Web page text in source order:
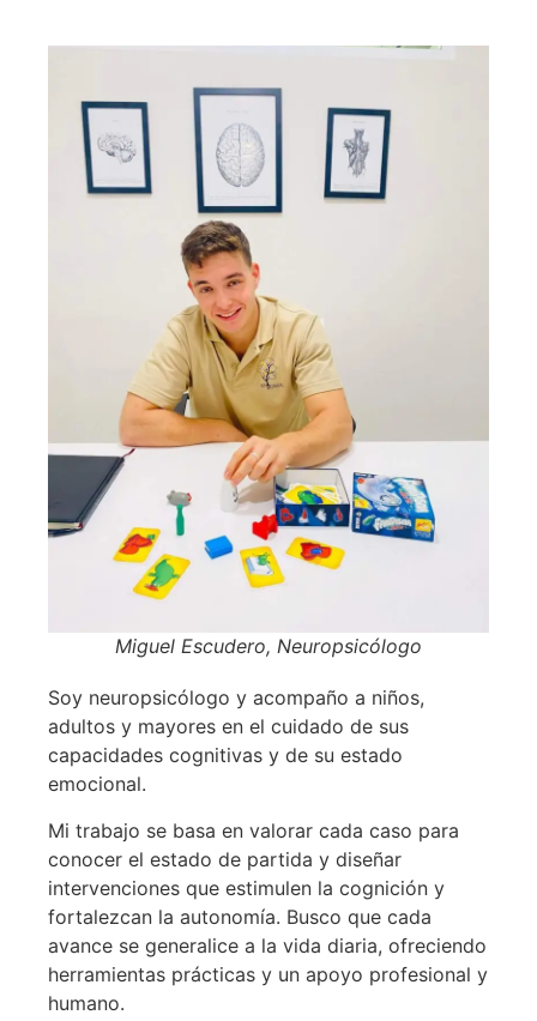
Miguel Escudero, Neuropsicólogo
Soy neuropsicólogo y acompaño a niños,
adultos y mayores en el cuidado de sus
capacidades cognitivas y de su estado
emocional.
Mi trabajo se basa en valorar cada caso para
conocer el estado de partida y diseñar
intervenciones que estimulen la cognición y
fortalezcan la autonomía. Busco que cada
avance se generalice a la vida diaria, ofreciendo
herramientas prácticas y un apoyo profesional y
humano.